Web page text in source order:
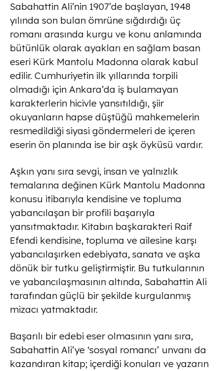
Sabahattin Ali’nin 1907’de başlayan, 1948
yılında son bulan ömrüne sığdırdığı üç
romanı arasında kurgu ve konu anlamında
bütünlük olarak ayakları en sağlam basan
eseri Kürk Mantolu Madonna olarak kabul
edilir. Cumhuriyetin ilk yıllarında torpili
olmadığı için Ankara’da iş bulamayan
karakterlerin hicivle yansıtıldığı, şiir
okuyanların hapse düştüğü mahkemelerin
resmedildiği siyasi göndermeleri de içeren
eserin ön planında ise bir aşk öyküsü vardır.
Aşkın yanı sıra sevgi, insan ve yalnızlık
temalarına değinen Kürk Mantolu Madonna
konusu itibarıyla kendisine ve topluma
yabancılaşan bir profili başarıyla
yansıtmaktadır. Kitabın başkarakteri Raif
Efendi kendisine, topluma ve ailesine karşı
yabancılaşırken edebiyata, sanata ve aşka
dönük bir tutku geliştirmiştir. Bu tutkularının
ve yabancılaşmasının altında, Sabahattin Ali
tarafından güçlü bir şekilde kurgulanmış
mizacı yatmaktadır.
Başarılı bir edebi eser olmasının yanı sıra,
Sabahattin Ali’ye ‘sosyal romancı’ unvanı da
kazandıran kitap; içerdiği konuları ve yazarın